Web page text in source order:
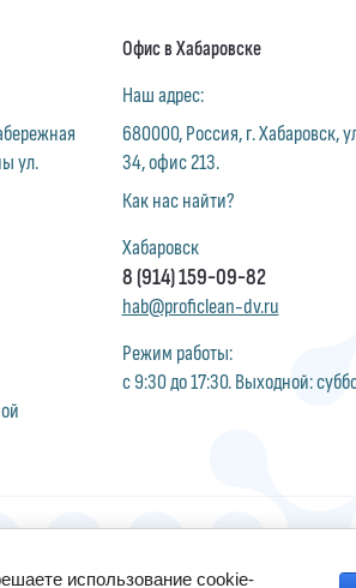
ул.
Офис в Хабаровске
Наш адрес:
680000, Россия, г. Хабаровск,
34, офис 213.
Как нас найти?
Хабаровск
8 (914) 159-09-82
hab@proficlean-dv.ru
Режим работы:
с 9:30 до 17:30. Выходной:
использование cookie-